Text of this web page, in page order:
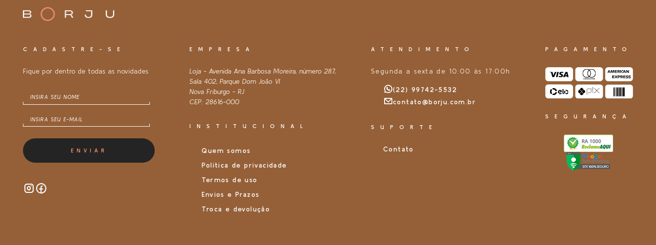
CADASTRE-SE
Fique por dentro de todas as novidades
ENVIAR
EMPRESA
Loja - Avenida Ana Barbosa Moreira, número 287,
Sala 402, Parque Dom João VI
Nova Friburgo - RJ
CEP: 28616-000
INSTITUCIONAL
Quem somos
Política de privacidade
Termos de uso
Envios e Prazos
Troca e devolução
ATENDIMENTO
Segunda a sexta de 10:00 às 17:00h
(22) 99742-5532
contato@borju.com.br
SUPORTE
Contato
PAGAMENTO
SEGURANÇA